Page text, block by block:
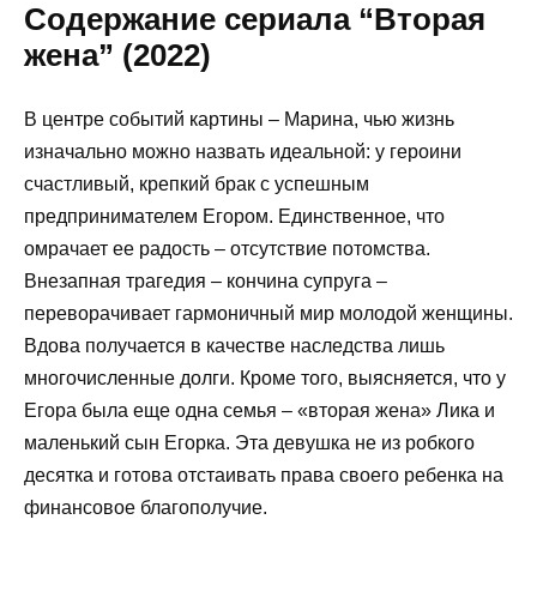
Содержание сериала “Вторая
жена” (2022)
В центре событий картины – Марина, чью жизнь
изначально можно назвать идеальной: у героини
счастливый, крепкий брак с успешным
предпринимателем Егором. Единственное, что
омрачает ее радость – отсутствие потомства.
Внезапная трагедия – кончина супруга –
переворачивает гармоничный мир молодой женщины.
Вдова получается в качестве наследства лишь
многочисленные долги. Кроме того, выясняется, что у
Егора была еще одна семья – «вторая жена» Лика и
маленький сын Егорка. Эта девушка не из робкого
десятка и готова отстаивать права своего ребенка на
финансовое благополучие.